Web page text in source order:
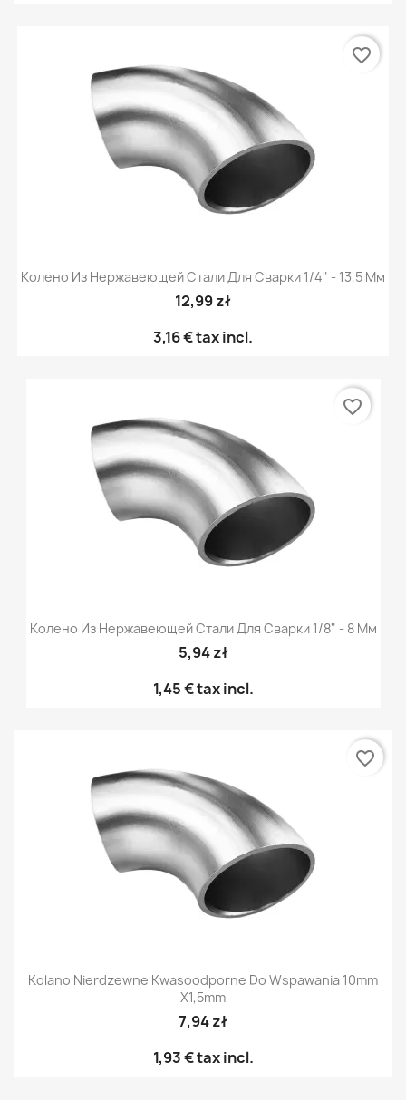
Колено Из Нержавеющей Стали Для Сварки 1/4" - 13,5 Мм
12,99 zł
3,16 €tax incl.
favorite_border
Колено Из Нержавеющей Стали Для Сварки 1/8" - 8 Мм
5,94 zł
1,45 €tax incl.
favorite_border
Kolano Nierdzewne Kwasoodporne Do Wspawania 10mm
X1,5mm
7,94 zł
1,93 €tax incl.
favorite_border